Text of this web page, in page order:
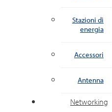
Stazioni di
energia
Accessori
Antenna
Networking